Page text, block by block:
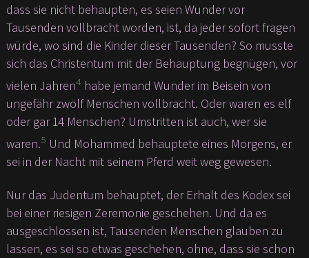
dass sie nicht behaupten, es seien Wunder vor
Tausenden vollbracht worden, ist, da jeder sofort fragen
würde, wo sind die Kinder dieser Tausenden? So musste
sich das Christentum mit der Behauptung begnügen, vor
vielen Jahren4 habe jemand Wunder im Beisein von
ungefähr zwölf Menschen vollbracht. Oder waren es elf
oder gar 14 Menschen? Umstritten ist auch, wer sie
waren.5 Und Mohammed behauptete eines Morgens, er
sei in der Nacht mit seinem Pferd weit weg gewesen.
Nur das Judentum behauptet, der Erhalt des Kodex sei
bei einer riesigen Zeremonie geschehen. Und da es
ausgeschlossen ist, Tausenden Menschen glauben zu
lassen, es sei so etwas geschehen, ohne, dass sie schon